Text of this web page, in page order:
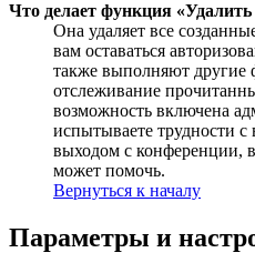
Что делает функция
Она удаляет все
вам оставаться
также выполняют другие
отслеживание
возможность включена
испытываете трудности
выходом с конференции,
может помочь.
Вернуться к началу
Параметры и